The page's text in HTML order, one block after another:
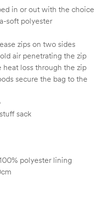
in or out with the choice
soft polyester
zips on two sides
air penetrating the zip
heat loss through the zip
secure the bag to the
sack
polyester lining